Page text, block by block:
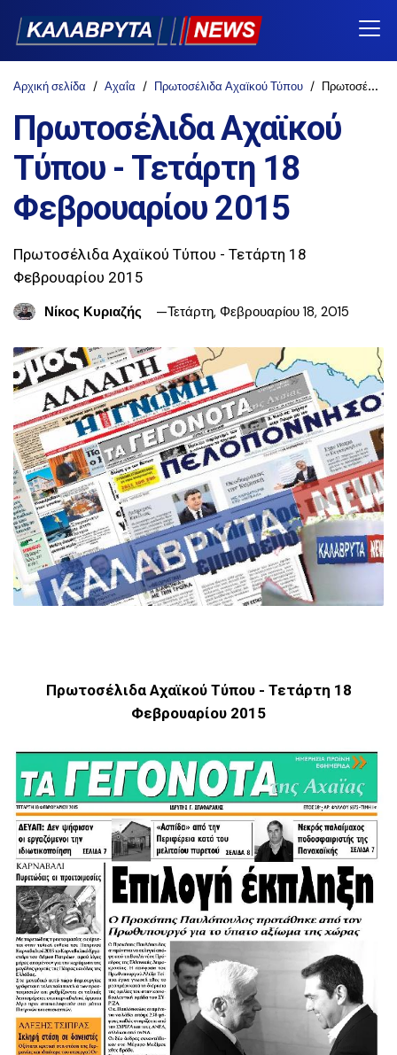
Αρχική σελίδα Αχαΐα Πρωτοσέλιδα Αχαϊκού Τύπου Πρωτοσέλιδα Αχαϊκού Τύπου - Τετάρτη 18 Φεβρουαρίου 2015
Πρωτοσέλιδα Αχαϊκού
Τύπου - Τετάρτη 18
Φεβρουαρίου 2015
Πρωτοσέλιδα Αχαϊκού Τύπου - Τετάρτη 18
Φεβρουαρίου 2015
Νίκος Κυριαζής
Τετάρτη, Φεβρουαρίου 18, 2015
Πρωτοσέλιδα Αχαϊκού Τύπου - Τετάρτη 18
Φεβρουαρίου 2015